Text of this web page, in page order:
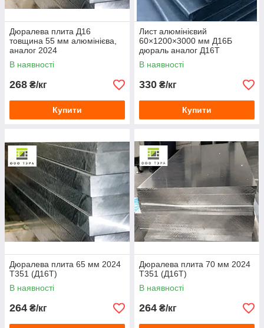
Дюралева плита Д16
товщина 55 мм алюмінієва,
аналог 2024
В наявності
268 ₴/кг
Купити
Лист алюмінієвий
60×1200×3000 мм Д16Б
дюраль аналог Д16Т
В наявності
330 ₴/кг
Купити
Дюралева плита 65 мм 2024
Т351 (Д16Т)
В наявності
264 ₴/кг
Дюралева плита 70 мм 2024
Т351 (Д16Т)
В наявності
264 ₴/кг